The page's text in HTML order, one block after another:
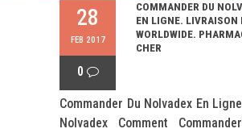
28
FEB 2017
0
COMMANDER DU
EN LIGNE. LIVRAISON
WORLDWIDE.
CHER
Commander Du Nolvadex En
Nolvadex Comment